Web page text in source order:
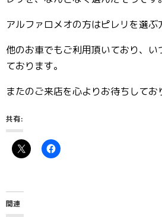
アルファロメオの方はピレリを選ぶ
他のお車でもご利用頂いており、い
ております。
またのご来店を心よりお待ちしてお
共有:
関連